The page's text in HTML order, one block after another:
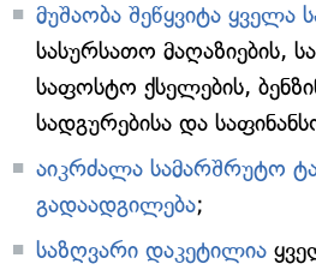
მუშაობა შეწყვიტა ყველა
სასურსათო მაღაზიების,
საფოსტო ქსელების,
სადგურებისა და
აიკრძალა სამარშრუტო
გადაადგილება;
საზღვარი დაკეტილია